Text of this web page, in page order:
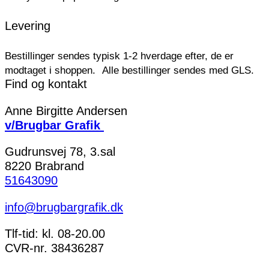
Levering
Bestillinger sendes typisk 1-2 hverdage efter, de er
modtaget i shoppen. Alle bestillinger sendes med GLS.
Find og kontakt
Anne Birgitte Andersen
v/Brugbar Grafik
Gudrunsvej 78, 3.sal
8220 Brabrand
51643090
info@brugbargrafik.dk
Tlf-tid: kl. 08-20.00
CVR-nr. 38436287